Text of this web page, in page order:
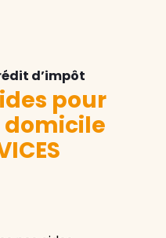
d’impôt
pour
domicile